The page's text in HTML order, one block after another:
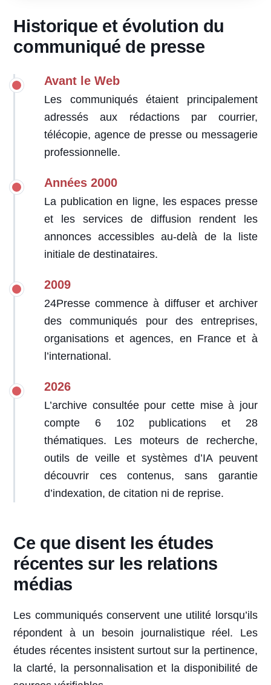
Historique et évolution du
communiqué de presse
Avant le Web
Les communiqués étaient principalement
adressés aux rédactions par courrier,
télécopie, agence de presse ou messagerie
professionnelle.
Années 2000
La publication en ligne, les espaces presse
et les services de diffusion rendent les
annonces accessibles au-delà de la liste
initiale de destinataires.
2009
24Presse commence à diffuser et archiver
des communiqués pour des entreprises,
organisations et agences, en France et à
l’international.
2026
L’archive consultée pour cette mise à jour
compte 6 102 publications et 28
thématiques. Les moteurs de recherche,
outils de veille et systèmes d’IA peuvent
découvrir ces contenus, sans garantie
d’indexation, de citation ni de reprise.
Ce que disent les études
récentes sur les relations
médias
Les communiqués conservent une utilité lorsqu’ils
répondent à un besoin journalistique réel. Les
études récentes insistent surtout sur la pertinence,
la clarté, la personnalisation et la disponibilité de